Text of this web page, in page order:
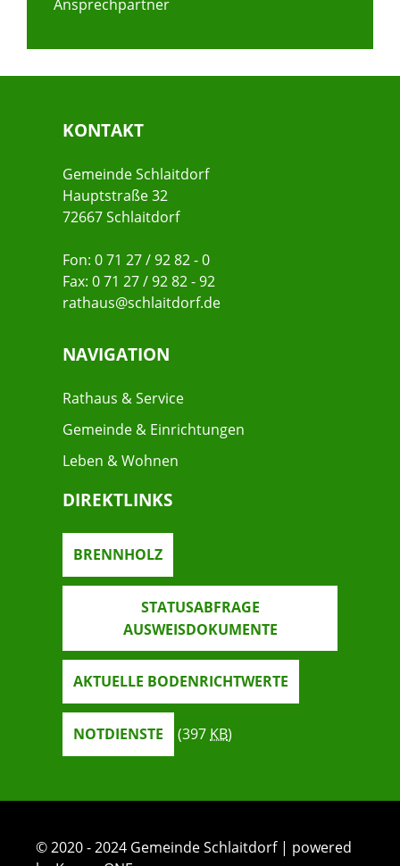
Ansprechpartner
KONTAKT
Gemeinde Schlaitdorf
Hauptstraße 32
72667 Schlaitdorf
Fon: 0 71 27 / 92 82 - 0
Fax: 0 71 27 / 92 82 - 92
rathaus@schlaitdorf.de
NAVIGATION
Rathaus & Service
Gemeinde & Einrichtungen
Leben & Wohnen
DIREKTLINKS
BRENNHOLZ
STATUSABFRAGE
AUSWEISDOKUMENTE
AKTUELLE BODENRICHTWERTE
NOTDIENSTE (397 KB)
© 2020 - 2024 Gemeinde Schlaitdorf | powered